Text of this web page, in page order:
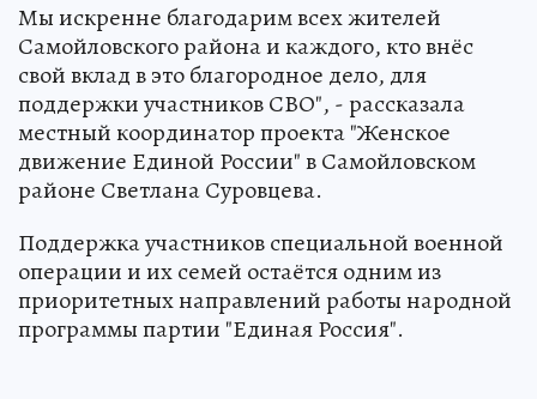
Мы искренне благодарим всех жителей
Самойловского района и каждого, кто внёс
свой вклад в это благородное дело, для
поддержки участников СВО", - рассказала
местный координатор проекта "Женское
движение Единой России" в Самойловском
районе Светлана Суровцева.
Поддержка участников специальной военной
операции и их семей остаётся одним из
приоритетных направлений работы народной
программы партии "Единая Россия".